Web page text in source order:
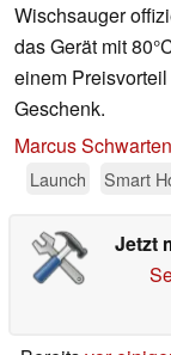
Wischsauger
das Gerät mit
einem
Geschenk.
Marcus Schwarten
Launch
Smart
Jetzt